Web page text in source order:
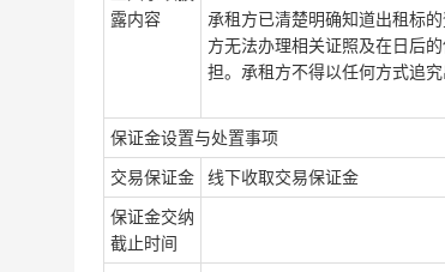
露内容
承租方已清楚明确知道出租标
方无法办理相关证照及在日后
担。承租方不得以任何方式追
保证金设置与处置事项
交易保证金 线下收取交易保证金
保证金交纳
截止时间